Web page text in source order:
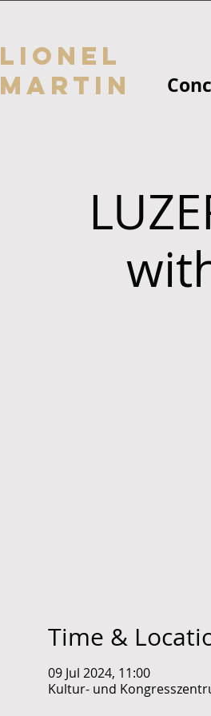
Lionel
Martin
Time &
09 Jul 2024, 11:00
Kultur- und